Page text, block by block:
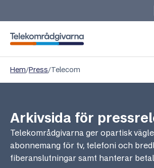
Telekområdgivarna
Hem/Press/Telecom
Arkivsida för
Telekområdgivarna ger opartisk
abonnemang för tv, telefoni och
fiberanslutningar samt hanterar